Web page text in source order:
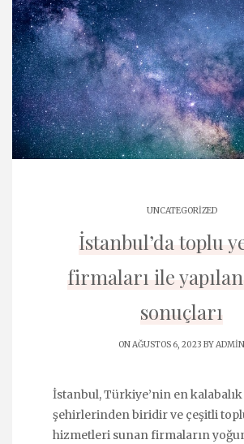
UNCATEGORIZED
İstanbul’da toplu
firmaları ile
sonuçları
ON AĞUSTOS 6, 2023 BYADMIN
İstanbul, Türkiye’nin en
şehirlerinden biridir ve çeşitli
hizmetleri sunan firmaların